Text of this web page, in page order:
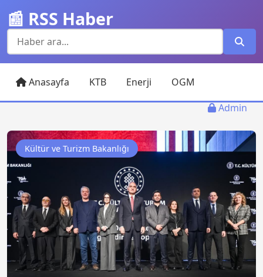
📰 RSS Haber
Anasayfa KTB Enerji
OGM
Admin
Kültür ve Turizm Bakanlığı